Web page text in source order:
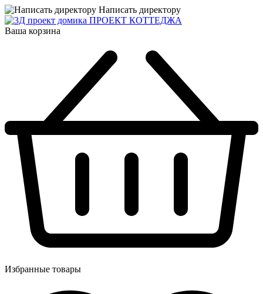
Написать директору
ПРОЕКТ КОТТЕДЖА
Ваша корзина
Избранные товары